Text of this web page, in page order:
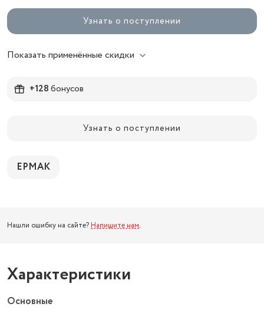
Узнать о поступлении
Показать применённые скидки
+128бонусов
Узнать о поступлении
ЕРМАК
Нашли ошибку на сайте? Напишите нам.
Характеристики
Основные